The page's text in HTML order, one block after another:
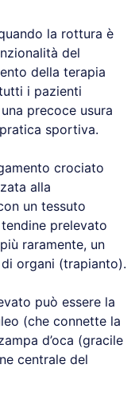
la rottura è
del
della terapia
i pazienti
precoce usura
sportiva.
crociato
alla
un tessuto
prelevato
raramente, un
organi (trapianto).
può essere la
(che connette la
d’oca (gracile
centrale del